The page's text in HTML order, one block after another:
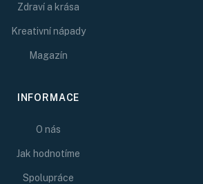
Zdraví a krása
Kreativní nápady
Magazín
INFORMACE
O nás
Jak hodnotíme
Spolupráce